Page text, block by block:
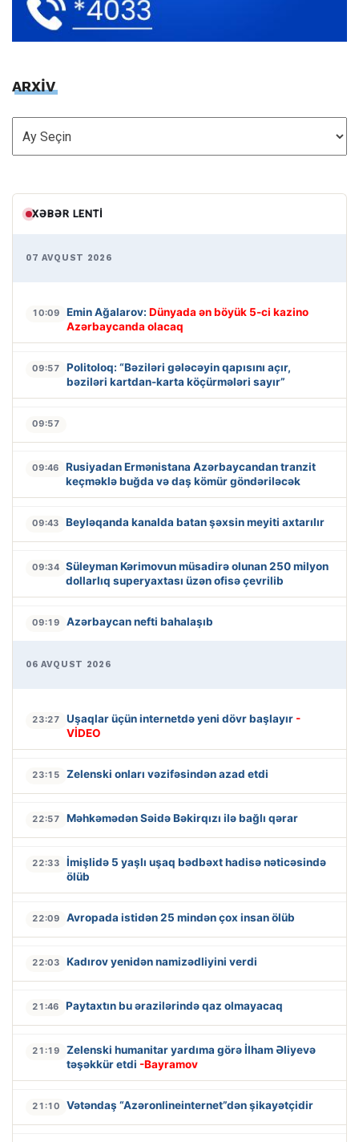
ARXİV
ARXİV
XƏBƏR LENTI
07 AVQUST 2026
10:09 Emin Ağalarov: Dünyada ən böyük 5-ci kazino
Azərbaycanda olacaq
09:57
Politoloq: “Bəziləri gələcəyin qapısını açır,
bəziləri kartdan-karta köçürmələri sayır”
09:57
09:46
Rusiyadan Ermənistana Azərbaycandan tranzit
keçməklə buğda və daş kömür göndəriləcək
09:43 Beyləqanda kanalda batan şəxsin meyiti axtarılır
09:34 Süleyman Kərimovun müsadirə olunan 250 milyon
dollarlıq superyaxtası üzən ofisə çevrilib
09:19 Azərbaycan nefti bahalaşıb
06 AVQUST 2026
23:27 Uşaqlar üçün internetdə yeni dövr başlayır -
VİDEO
23:15 Zelenski onları vəzifəsindən azad etdi
22:57 Məhkəmədən Səidə Bəkirqızı ilə bağlı qərar
22:33
İmişlidə 5 yaşlı uşaq bədbəxt hadisə nəticəsində
ölüb
22:09 Avropada istidən 25 mindən çox insan ölüb
22:03 Kadırov yenidən namizədliyini verdi
21:46 Paytaxtın bu ərazilərində qaz olmayacaq
21:19
Zelenski humanitar yardıma görə İlham Əliyevə
təşəkkür etdi -Bayramov
21:10 Vətəndaş “Azəronlineinternet”dən şikayətçidir